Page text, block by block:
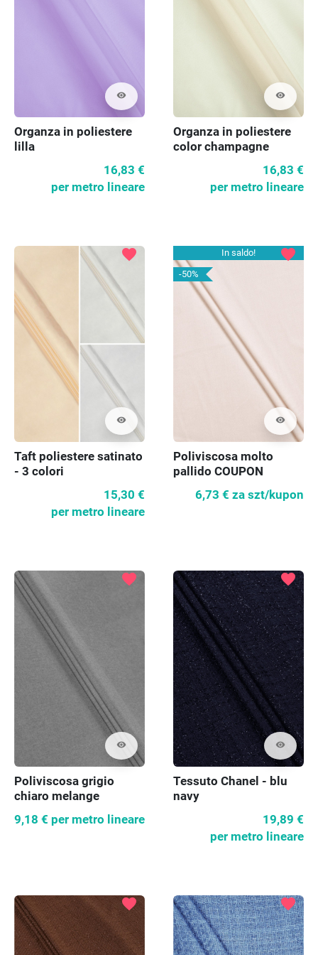
visibility
Organza in poliestere
lilla
16,83 €
per metro lineare
visibility
Organza in poliestere
color champagne
16,83 €
per metro lineare
visibility
favorite
Taft poliestere satinato
- 3 colori
15,30 €
per metro lineare
In saldo!
-50%
visibility
favorite
Poliviscosa molto
pallido COUPON
6,73 € za szt/kupon
visibility
favorite
Poliviscosa grigio
chiaro melange
9,18 € per metro lineare
visibility
favorite
Tessuto Chanel - blu
navy
19,89 €
per metro lineare
favorite favorite